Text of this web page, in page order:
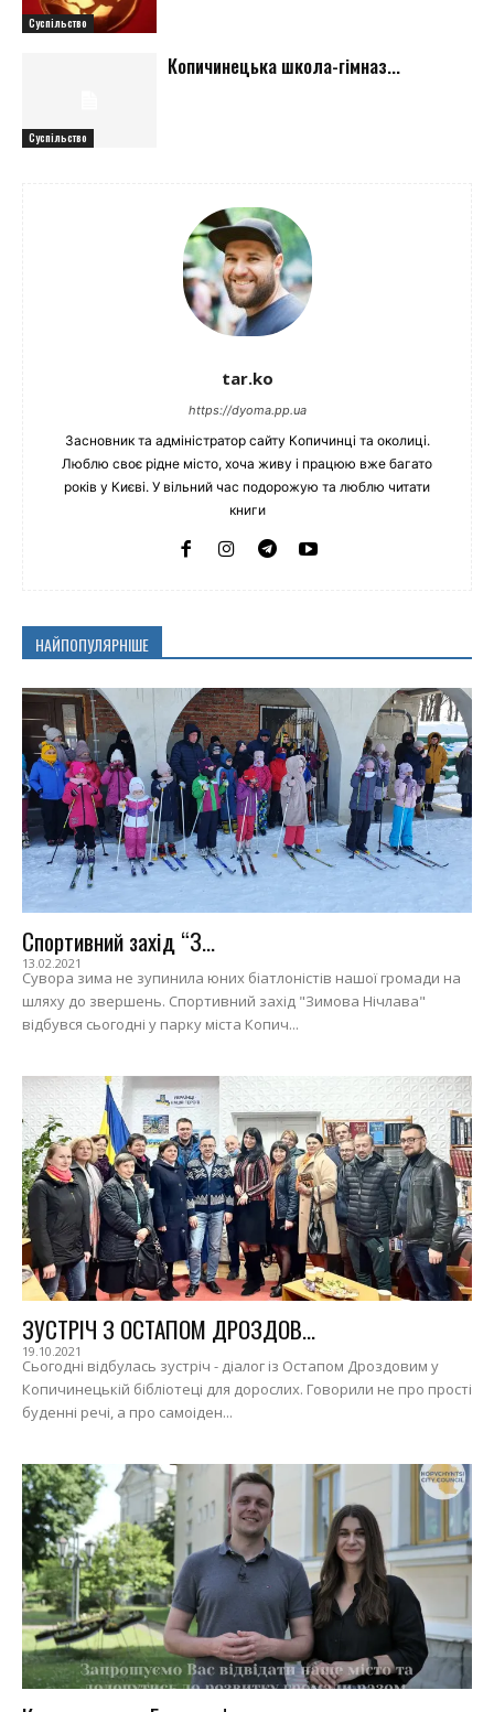
Суспільство
Суспільство
Копичинецька школа-гімназ...
tar.ko
https://dyoma.pp.ua
Засновник та адміністратор сайту Копичинці та околиці.
Люблю своє рідне місто, хоча живу і працюю вже багато
років у Києві. У вільний час подорожую та люблю читати
книги
НАЙПОПУЛЯРНІШЕ
Спортивний захід “З...
13.02.2021
Сувора зима не зупинила юних біатлоністів нашої громади на
шляху до звершень. Спортивний захід "Зимова Нічлава"
відбувся сьогодні у парку міста Копич...
ЗУСТРІЧ З ОСТАПОМ ДРОЗДОВ...
19.10.2021
Сьогодні відбулась зустріч - діалог із Остапом Дроздовим у
Копичинецькій бібліотеці для дорослих. Говорили не про прості
буденні речі, а про самоіден...